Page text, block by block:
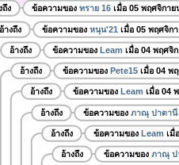
ถึง ข้อความของ ทราย 16เมื่อ 05 พฤศจิกาย
อ้างถึง ข้อความของ หนุน'21 เมื่อ 05 พฤศจิก
อ้างถึง ข้อความของ Leam เมื่อ 04 พฤศจิ
อ้างถึง ข้อความของ Pete15เมื่อ 04 พ
อ้างถึง ข้อความของ Leam เมื่อ 04
อ้างถึง ข้อความของ ภาณุ ปาตานี
อ้างถึง ข้อความของ Leam เมื่
อ้างถึง ข้อความของ ภาณุ ป